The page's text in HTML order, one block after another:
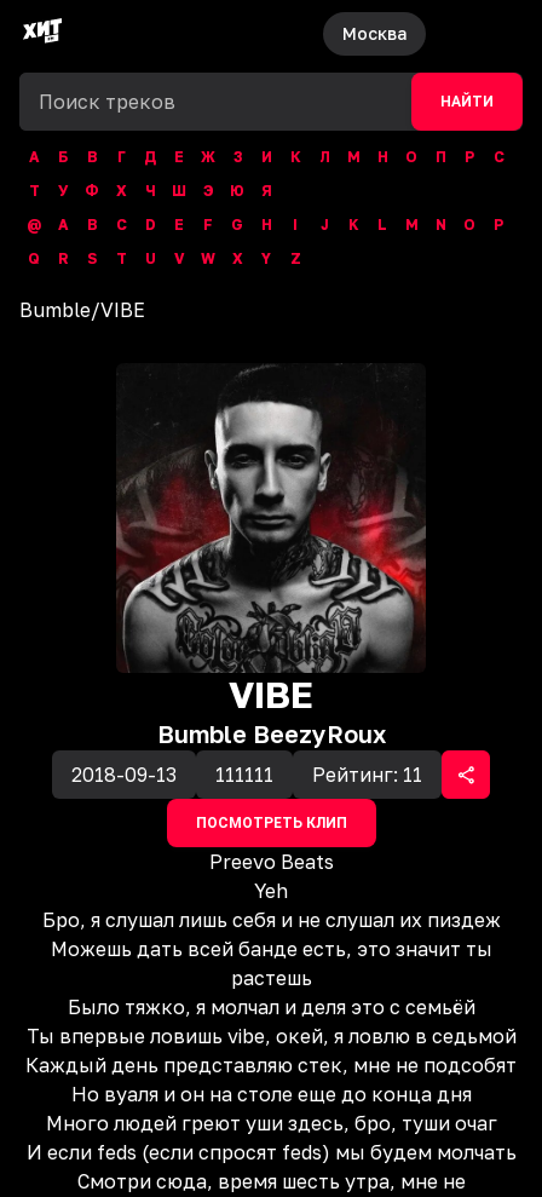
Москва
НАЙТИ
А Б В Г Д Е Ж З И К Л М Н О П Р
С
Т
У Ф Х Ч Ш Э Ю
Я
@
A B C D E F G H I J K L M N O
P
Q
R S T U V W X Y Z
Bumble/VIBE
VIBE
Bumble BeezyRoux
2018-09-13 111111 Рейтинг: 11
ПОСМОТРЕТЬ КЛИП
Preevo Beats
Yeh
Бро, я слушал лишь себя и не слушал их пиздеж
Можешь дать всей банде есть, это значит ты
растешь
Было тяжко, я молчал и деля это с семьёй
Ты впервые ловишь vibe, окей, я ловлю в седьмой
Каждый день представляю стек, мне не подсобят
Но вуаля и он на столе еще до конца дня
Много людей греют уши здесь, бро, туши очаг
И если feds (если спросят feds) мы будем молчать
Смотри сюда, время шесть утра, мне не